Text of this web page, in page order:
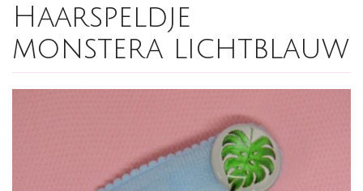
Haarspeldje
monstera lichtblauw